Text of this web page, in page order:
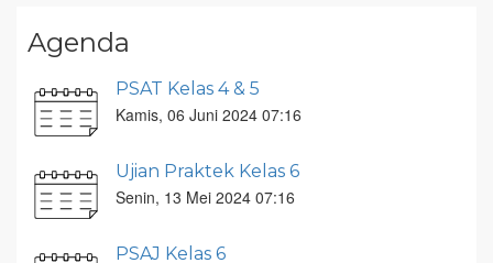
Agenda
PSAT Kelas 4 & 5
Kamis, 06 Juni 2024 07:16
Ujian Praktek Kelas 6
Senin, 13 Mei 2024 07:16
PSAJ Kelas 6